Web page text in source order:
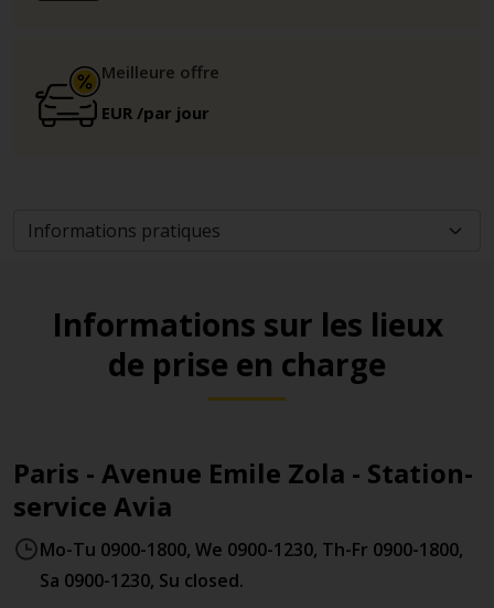
Meilleure offre
EUR /par jour
Informations sur les lieux
de prise en charge
Paris - Avenue Emile Zola - Station-
service Avia
Mo-Tu 0900-1800, We 0900-1230, Th-Fr 0900-1800,
Sa 0900-1230, Su closed.